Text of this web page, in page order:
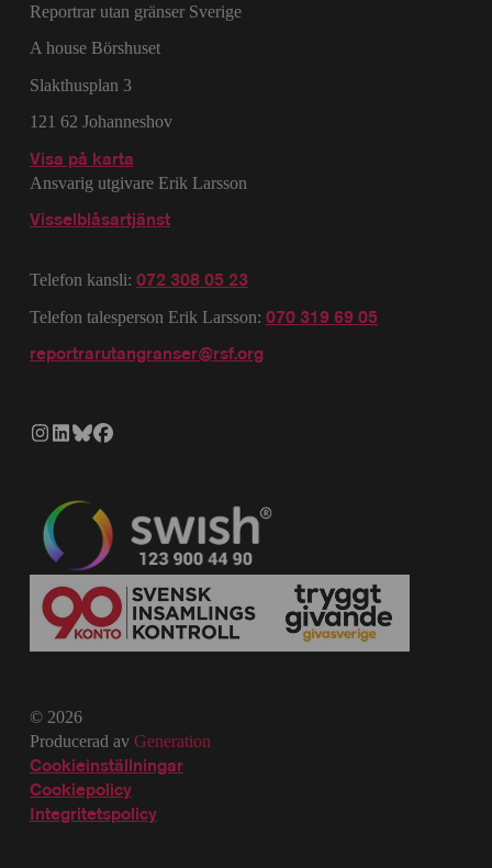
Reportrar utan gränser Sverige
A house Börshuset
Slakthusplan 3
121 62 Johanneshov
Visa på karta
Ansvarig utgivare Erik Larsson
Visselblåsartjänst
Telefon kansli: 072 308 05 23
Telefon talesperson Erik Larsson: 070 319 69 05
reportrarutangranser@rsf.org
© 2026
Producerad av Generation
Cookieinställningar
Cookiepolicy
Integritetspolicy